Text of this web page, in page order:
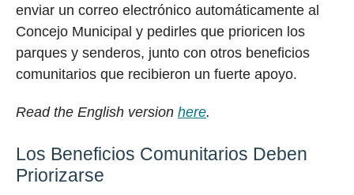
enviar un correo electrónico automáticamente al
Concejo Municipal y pedirles que prioricen los
parques y senderos, junto con otros beneficios
comunitarios que recibieron un fuerte apoyo.
Read the English version here.
Los Beneficios Comunitarios Deben
Priorizarse